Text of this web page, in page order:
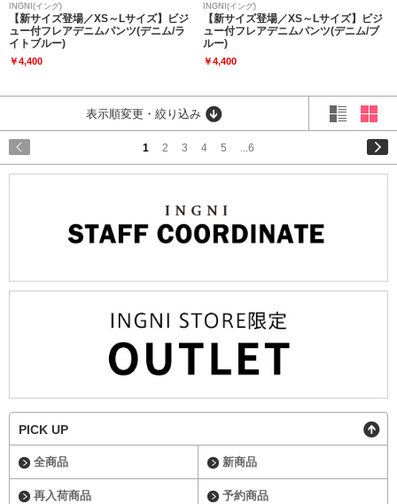
INGNI(イング)
【新サイズ登場／XS～Lサイズ】ビジ
ュー付フレアデニムパンツ(デニム/ラ
イトブルー)
￥4,400
INGNI(イング)
【新サイズ登場／XS～Lサイズ】ビジ
ュー付フレアデニムパンツ(デニム/ブ
ルー)
￥4,400
表示順変更・絞り込み
1 2 3 4 5 ...6
PICK UP
全商品 新商品
再入荷商品 予約商品